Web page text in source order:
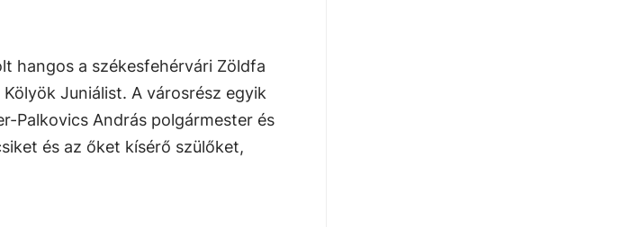
hangos a székesfehérvári Zöldfa
Juniálist. A városrész egyik
Palkovics András polgármester és
és az őket kísérő szülőket,